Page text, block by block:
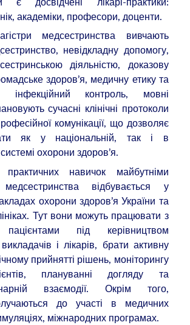
академіки, професори, доценти.
медсестринства вивчають
невідкладну допомогу,
діяльністю, доказову
здоров’я, медичну етику та
інфекційний контроль, мовні
сучасні клінічні протоколи
комунікації, що дозволяє
як у національній, так і в
охорони здоров’я.
навичок майбутніми
медсестринства відбувається у
охорони здоров’я України та
Тут вони можуть працювати з
під керівництвом
і лікарів, брати активну
прийнятті рішень, моніторингу
плануванні догляду та
взаємодії. Окрім того,
до участі в медичних
міжнародних програмах.